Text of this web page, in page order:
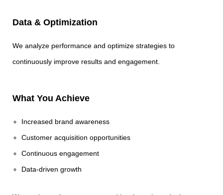
Data & Optimization
We analyze performance and optimize strategies to
continuously improve results and engagement.
What You Achieve
Increased brand awareness
Customer acquisition opportunities
Continuous engagement
Data-driven growth